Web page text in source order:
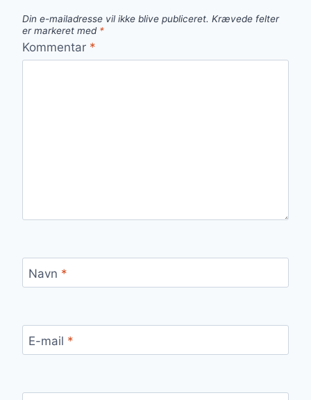
Din e-mailadresse vil ikke blive publiceret. Krævede felter
er markeret med *
Kommentar *
Navn *
E-mail *